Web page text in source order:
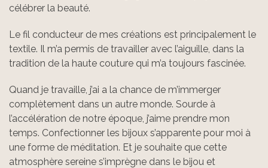
célébrer la beauté.
Le fil conducteur de mes créations est principalement le
textile. Il m’a permis de travailler avec l’aiguille, dans la
tradition de la haute couture qui m’a toujours fascinée.
Quand je travaille, j’ai a la chance de m’immerger
complètement dans un autre monde. Sourde à
l’accélération de notre époque, j’aime prendre mon
temps. Confectionner les bijoux s’apparente pour moi à
une forme de méditation. Et je souhaite que cette
atmosphère sereine s’imprègne dans le bijou et